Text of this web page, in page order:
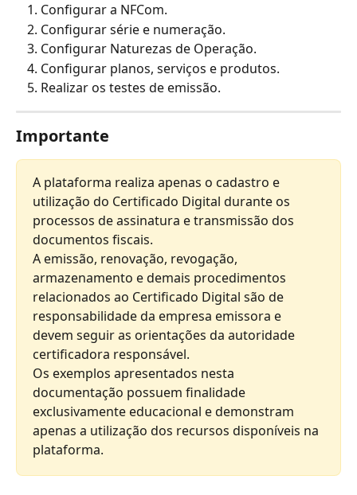
Configurar a NFCom.
Configurar série e numeração.
Configurar Naturezas de Operação.
Configurar planos, serviços e produtos.
Realizar os testes de emissão.
Importante
A plataforma realiza apenas o cadastro e
utilização do Certificado Digital durante os
processos de assinatura e transmissão dos
documentos fiscais.
A emissão, renovação, revogação,
armazenamento e demais procedimentos
relacionados ao Certificado Digital são de
responsabilidade da empresa emissora e
devem seguir as orientações da autoridade
certificadora responsável.
Os exemplos apresentados nesta
documentação possuem finalidade
exclusivamente educacional e demonstram
apenas a utilização dos recursos disponíveis na
plataforma.